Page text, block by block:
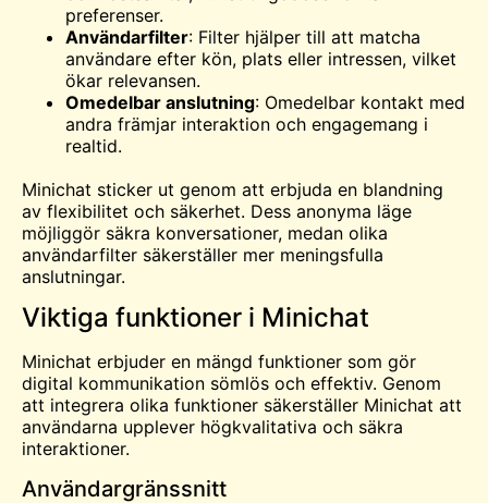
preferenser.
Användarfilter: Filter hjälper till att matcha
användare efter kön, plats eller intressen, vilket
ökar relevansen.
Omedelbar anslutning: Omedelbar kontakt med
andra främjar interaktion och engagemang i
realtid.
Minichat sticker ut genom att erbjuda en blandning
av flexibilitet och säkerhet. Dess anonyma läge
möjliggör säkra konversationer, medan olika
användarfilter säkerställer mer meningsfulla
anslutningar.
Viktiga funktioner i Minichat
Minichat erbjuder en mängd funktioner som gör
digital kommunikation sömlös och effektiv. Genom
att integrera olika funktioner säkerställer Minichat att
användarna upplever högkvalitativa och säkra
interaktioner.
Användargränssnitt